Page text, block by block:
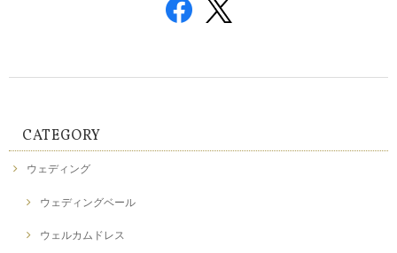
CATEGORY
ウェディング
ウェディングベール
ウェルカムドレス